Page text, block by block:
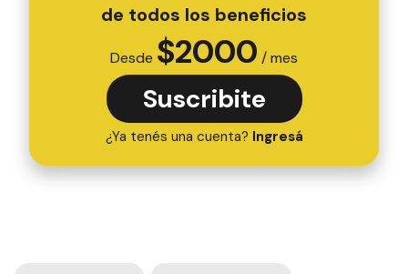
de todos los beneficios
Desde $2000 / mes
Suscribite
¿Ya tenés una cuenta? Ingresá